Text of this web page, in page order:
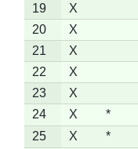
19
X
20
X
21
X
22
X
23
X
24
X *
25
X *